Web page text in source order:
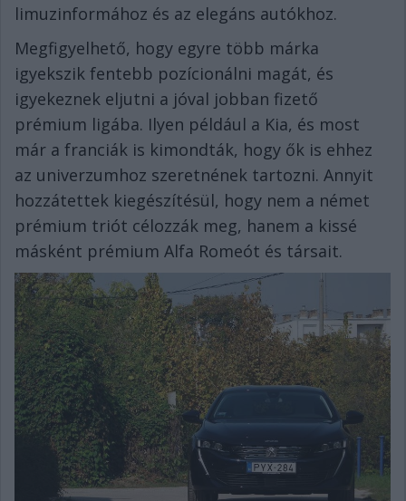
limuzinformához és az elegáns autókhoz.
Megfigyelhető, hogy egyre több márka
igyekszik fentebb pozícionálni magát, és
igyekeznek eljutni a jóval jobban fizető
prémium ligába. Ilyen például a Kia, és most
már a franciák is kimondták, hogy ők is ehhez
az univerzumhoz szeretnének tartozni. Annyit
hozzátettek kiegészítésül, hogy nem a német
prémium triót célozzák meg, hanem a kissé
másként prémium Alfa Romeót és társait.